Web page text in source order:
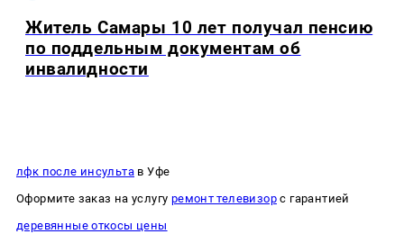
Житель Самары 10 лет получал пенсию
по поддельным документам об
инвалидности
лфк после инсульта в Уфе
Оформите заказ на услугу ремонт телевизор с гарантией
деревянные откосы цены